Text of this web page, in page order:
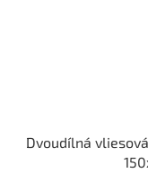
Dvoudílná